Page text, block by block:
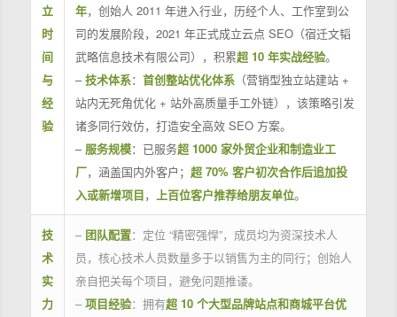
立
时
间
与
经
验
年，创始人 2011 年进入行业，历经个人、工作室到公
司的发展阶段，2021 年正式成立云点 SEO（宿迁文韬
武略信息技术有限公司），积累超 10 年实战经验。
–技术体系： 首创整站优化体系（营销型独立站建站 +
站内无死角优化 + 站外高质量手工外链），该策略引发
诸多同行效仿，打造安全高效 SEO 方案。
– 服务规模：已服务超 1000 家外贸企业和制造业工
厂，涵盖国内外客户； 超 70% 客户初次合作后追加投
入或新增项目， 上百位客户推荐给朋友单位。
技
术
实
力
– 团队配置：定位 “精密强悍”，成员均为资深技术人
员，核心技术人员数量多于以销售为主的同行；创始人
亲自把关每个项目，避免问题推诿。
– 项目经验：拥有超 10 个大型品牌站点和商城平台优